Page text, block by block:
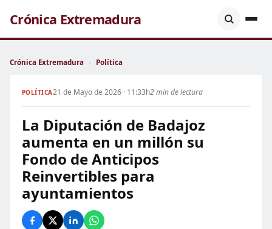
Crónica Extremadura
Crónica Extremadura › Política
POLÍTICA21 de Mayo de 2026 · 11:33h2 min de lectura
La Diputación de Badajoz
aumenta en un millón su
Fondo de Anticipos
Reinvertibles para
ayuntamientos